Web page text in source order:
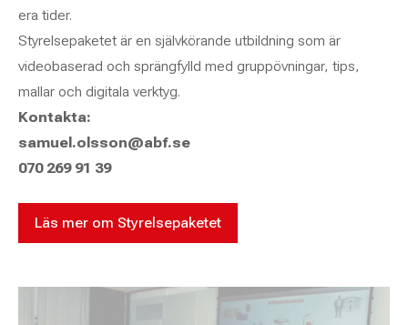
era tider.
Styrelsepaketet är en självkörande utbildning som är
videobaserad och sprängfylld med gruppövningar, tips,
mallar och digitala verktyg.
Kontakta:
samuel.olsson@abf.se
070 269 91 39
Läs mer om Styrelsepaketet